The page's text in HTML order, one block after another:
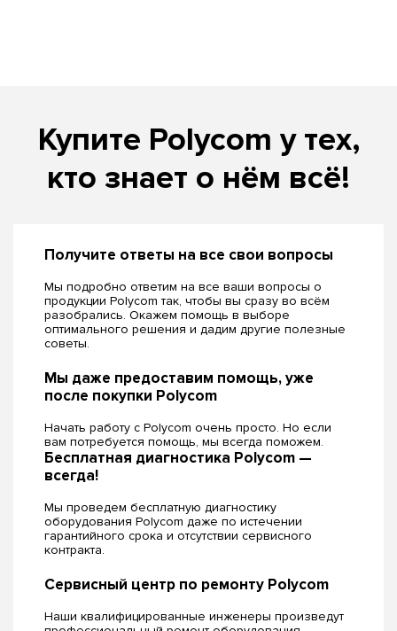
Купите Polycom у тех,
кто знает о нём всё!
Получите ответы на все свои вопросы
Мы подробно ответим на все ваши вопросы о
продукции Polycom так, чтобы вы сразу во всём
разобрались. Окажем помощь в выборе
оптимального решения и дадим другие полезные
советы.
Мы даже предоставим помощь, уже
после покупки Polycom
Начать работу с Polycom очень просто. Но если
вам потребуется помощь, мы всегда поможем.
Бесплатная диагностика Polycom —
всегда!
Мы проведем бесплатную диагностику
оборудования Polycom даже по истечении
гарантийного срока и отсутствии сервисного
контракта.
Сервисный центр по ремонту Polycom
Наши квалифицированные инженеры произведут